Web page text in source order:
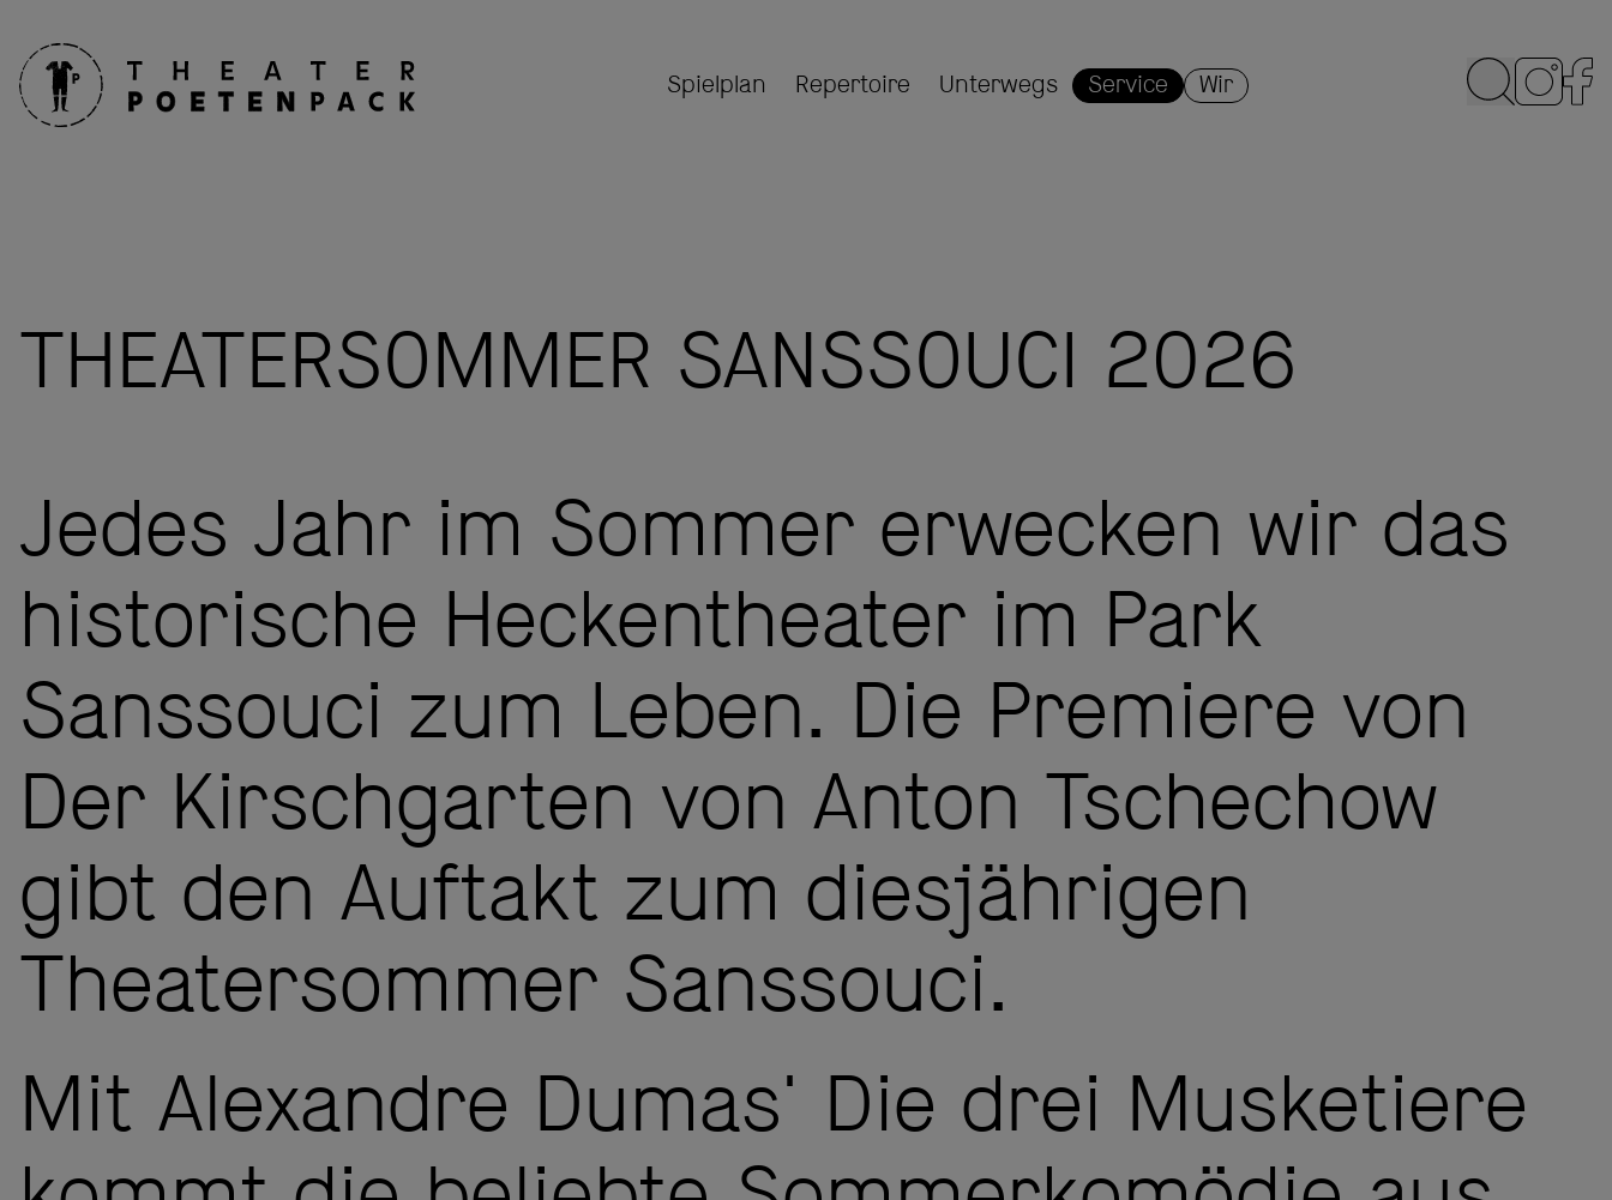
Spielplan Repertoire Unterwegs Service Wir
THEATERSOMMER SANSSOUCI 2026
Jedes Jahr im Sommer erwecken wir das
historische Heckentheater im Park
Sanssouci zum Leben. Die Premiere von
Der Kirschgarten von Anton Tschechow
gibt den Auftakt zum diesjährigen
Theatersommer Sanssouci.
Mit Alexandre Dumas' Die drei Musketiere